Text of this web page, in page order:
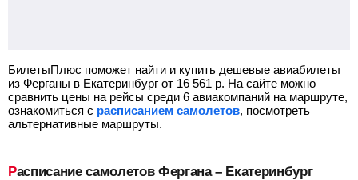
БилетыПлюс поможет найти и купить дешевые авиабилеты
из Ферганы в Екатеринбург от 16 561 р. На сайте можно
сравнить цены на рейсы среди 6 авиакомпаний на маршруте,
ознакомиться с расписанием самолетов, посмотреть
альтернативные маршруты.
Расписание самолетов Фергана – Екатеринбург